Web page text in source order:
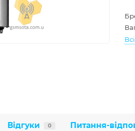
Відгуки 0 Питання-